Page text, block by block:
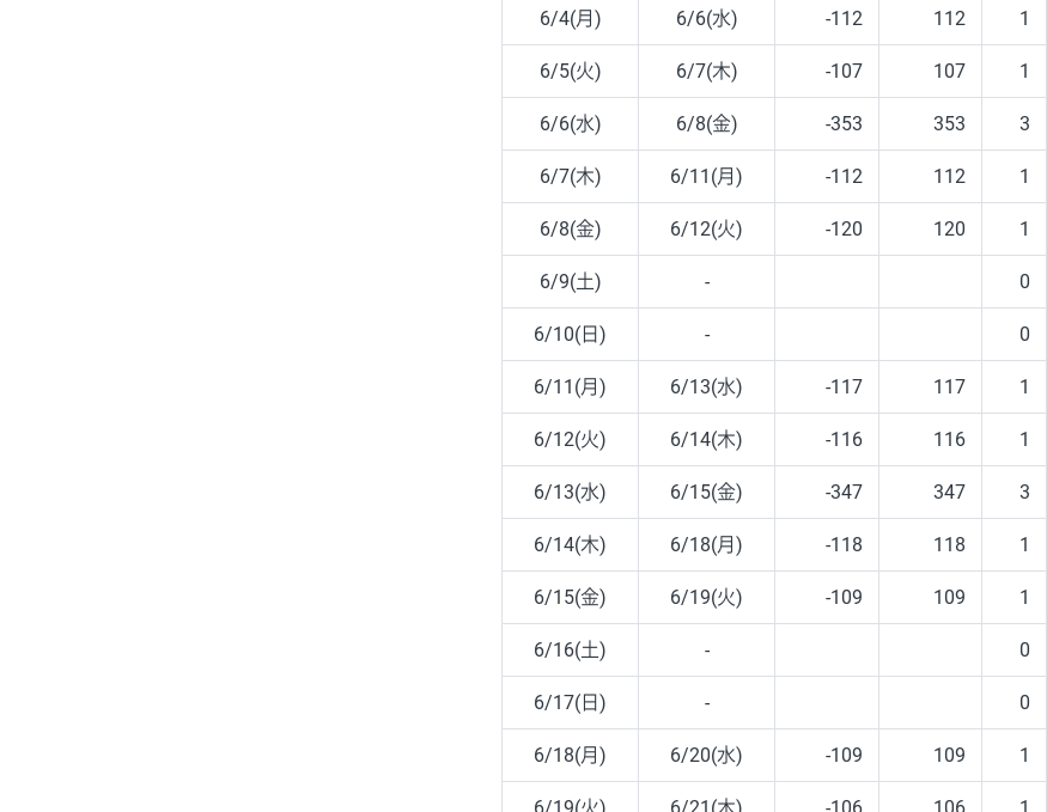
6/4(月) 6/6(水) -112 112 1
6/5(火) 6/7(木) -107 107 1
6/6(水) 6/8(金) -353 353 3
6/7(木) 6/11(月) -112 112 1
6/8(金) 6/12(火) -120 120 1
6/9(土) - 0
6/10(日) - 0
6/11(月) 6/13(水) -117 117 1
6/12(火) 6/14(木) -116 116 1
6/13(水) 6/15(金) -347 347 3
6/14(木) 6/18(月) -118 118 1
6/15(金) 6/19(火) -109 109 1
6/16(土) - 0
6/17(日) - 0
6/18(月) 6/20(水) -109 109 1
6/19(火) 6/21(木) -106 106 1